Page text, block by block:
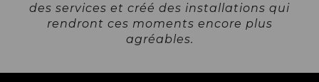
des services et créé des installations qui
rendront ces moments encore plus
agréables.